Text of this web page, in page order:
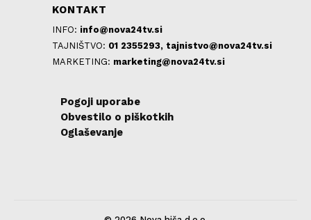
KONTAKT
INFO: info@nova24tv.si
TAJNIŠTVO: 01 2355293, tajnistvo@nova24tv.si
MARKETING: marketing@nova24tv.si
Pogoji uporabe
Obvestilo o piškotkih
Oglaševanje